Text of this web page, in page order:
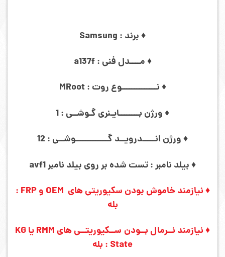
♦ برند : Samsung
♦ مــــدل فنی : a137f
♦ نــــــــــــــوع روت : MRoot
♦ ورژن بــــــــایـنری گـوشــی : 1
♦ ورژن انـــــدرویــد گـــــــــــــوشــی : 12
♦ بیلد نامبر : تست شده بر روی بیلد نامبر avf1
♦ نیازمند خاموش بودن سکیوریتی های OEM و FRP :
بله
♦ نیازمند نــرمال بــودن ســکیوریتــی های
RMM یا KG
State : بله